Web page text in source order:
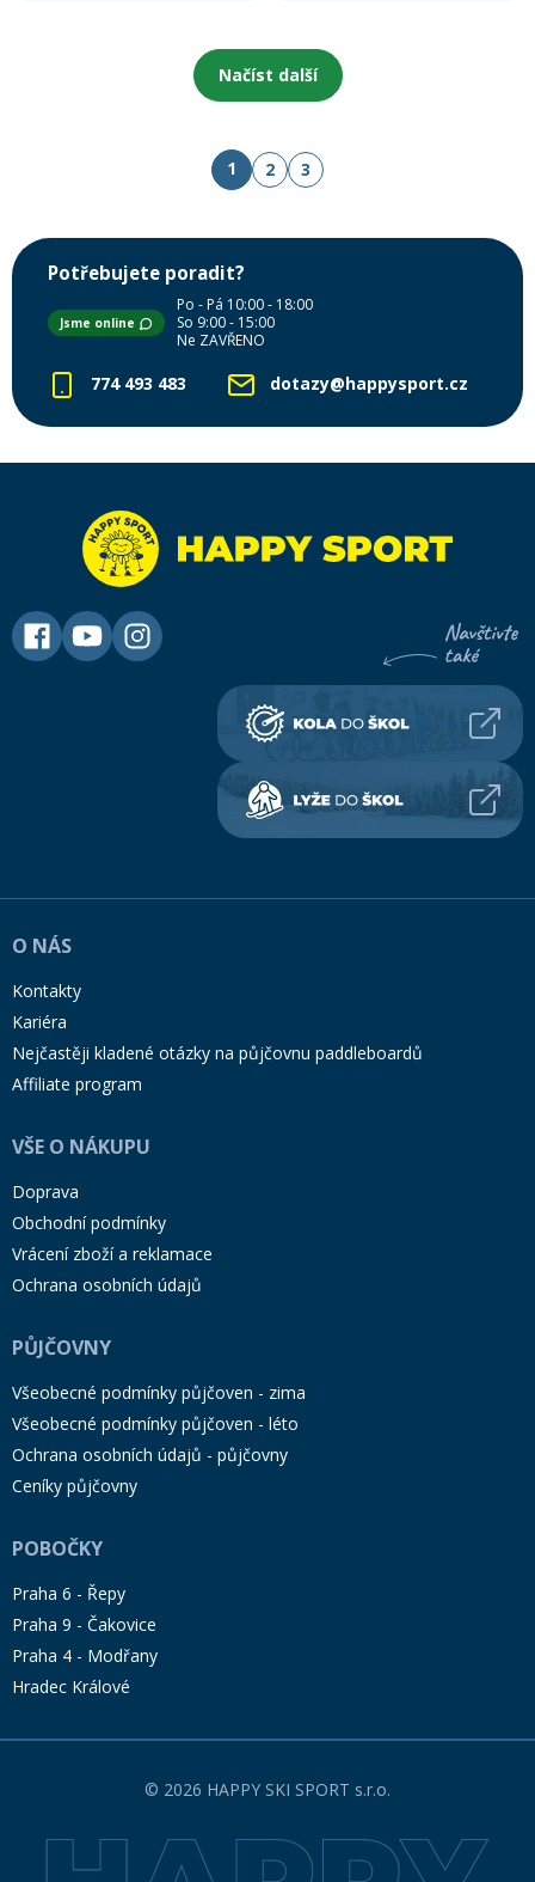
Načíst další
1 2 3
Potřebujete poradit?
Jsme online
Po - Pá 10:00 - 18:00
So 9:00 - 15:00
Ne ZAVŘENO
774 493 483 dotazy@happysport.cz
O NÁS
Kontakty
Kariéra
Nejčastěji kladené otázky na půjčovnu paddleboardů
Affiliate program
VŠE O NÁKUPU
Doprava
Obchodní podmínky
Vrácení zboží a reklamace
Ochrana osobních údajů
PŮJČOVNY
Všeobecné podmínky půjčoven - zima
Všeobecné podmínky půjčoven - léto
Ochrana osobních údajů - půjčovny
Ceníky půjčovny
POBOČKY
Praha 6 - Řepy
Praha 9 - Čakovice
Praha 4 - Modřany
Hradec Králové
© 2026 HAPPY SKI SPORT s.r.o.